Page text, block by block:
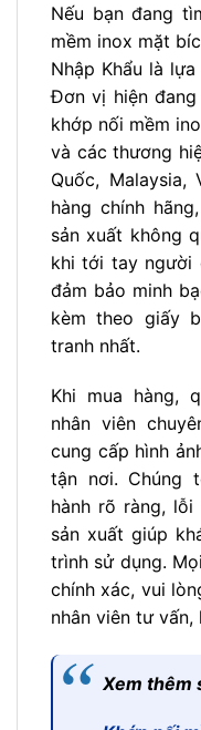
Nếu bạn đang
mềm inox mặt
Nhập Khẩu là
Đơn vị hiện
khớp nối mềm
và các thương
Quốc, Malaysia,
hàng chính
sản xuất không
khi tới tay người
đảm bảo minh
kèm theo giấy
tranh nhất.
Khi mua hàng,
nhân viên
cung cấp hình
tận nơi. Chúng
hành rõ ràng,
sản xuất giúp
trình sử dụng.
chính xác, vui
nhân viên tư vấn,
Xem thêm